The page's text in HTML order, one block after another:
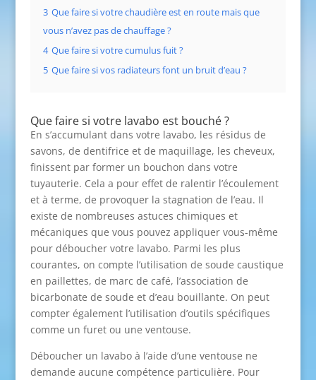
3 Que faire si votre chaudière est en route mais que
vous n’avez pas de chauffage ?
4 Que faire si votre cumulus fuit ?
5 Que faire si vos radiateurs font un bruit d’eau ?
Que faire si votre lavabo est bouché ?
En s’accumulant dans votre lavabo, les résidus de
savons, de dentifrice et de maquillage, les cheveux,
finissent par former un bouchon dans votre
tuyauterie. Cela a pour effet de ralentir l’écoulement
et à terme, de provoquer la stagnation de l’eau. Il
existe de nombreuses astuces chimiques et
mécaniques que vous pouvez appliquer vous-même
pour déboucher votre lavabo. Parmi les plus
courantes, on compte l’utilisation de soude caustique
en paillettes, de marc de café, l’association de
bicarbonate de soude et d’eau bouillante. On peut
compter également l’utilisation d’outils spécifiques
comme un furet ou une ventouse.
Déboucher un lavabo à l’aide d’une ventouse ne
demande aucune compétence particulière. Pour